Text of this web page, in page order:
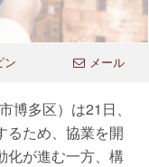
ン メール
博多区）は21日、
るため、協業を開
化が進む一方、構